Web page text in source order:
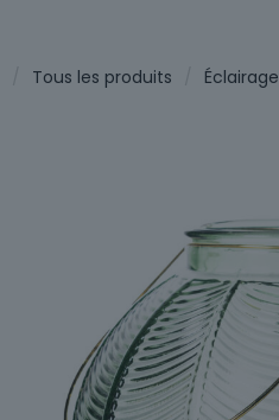
Tous les produits Éclairage